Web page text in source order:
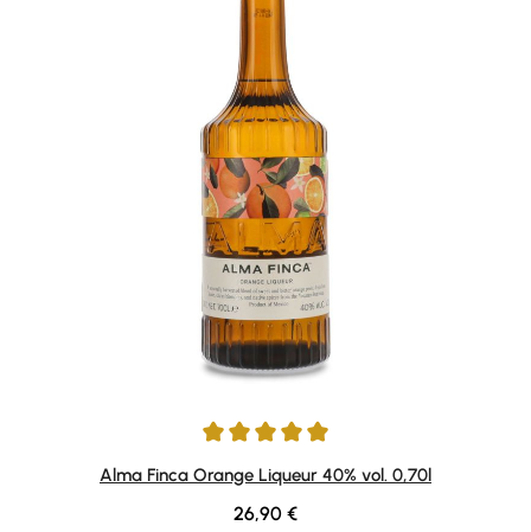
Durchschnittliche Bewertung von 5 von 5 Sternen
Alma Finca Orange Liqueur 40% vol. 0,70l
Regulärer Preis:
26,90 €